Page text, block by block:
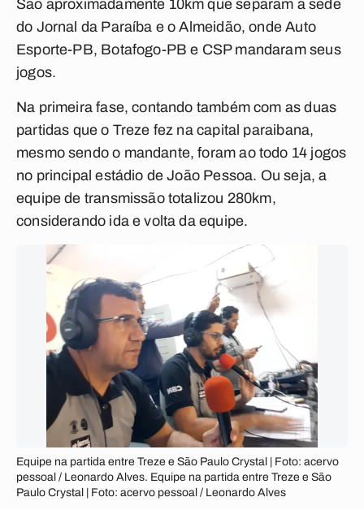
São aproximadamente 10km que separam a sede
do Jornal da Paraíba e o Almeidão, onde Auto
Esporte-PB, Botafogo-PB e CSP mandaram seus
jogos.
Na primeira fase, contando também com as duas
partidas que o Treze fez na capital paraibana,
mesmo sendo o mandante, foram ao todo 14 jogos
no principal estádio de João Pessoa. Ou seja, a
equipe de transmissão totalizou 280km,
considerando ida e volta da equipe.
Equipe na partida entre Treze e São Paulo Crystal | Foto: acervo
pessoal / Leonardo Alves. Equipe na partida entre Treze e São
Paulo Crystal | Foto: acervo pessoal / Leonardo Alves